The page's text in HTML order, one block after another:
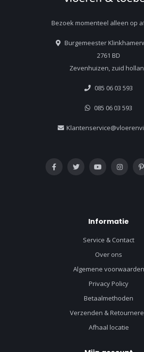
Bezoek momenteel alleen op
Burgemeester
2761 BD
Zevenhuizen, zuid
085 06 03 593
085 06 03 593
Informatie
Service & Contact
Over ons
Algemene voorwaarden
Privacy Policy
Betaalmethoden
Verzenden &
Afhaal locatie